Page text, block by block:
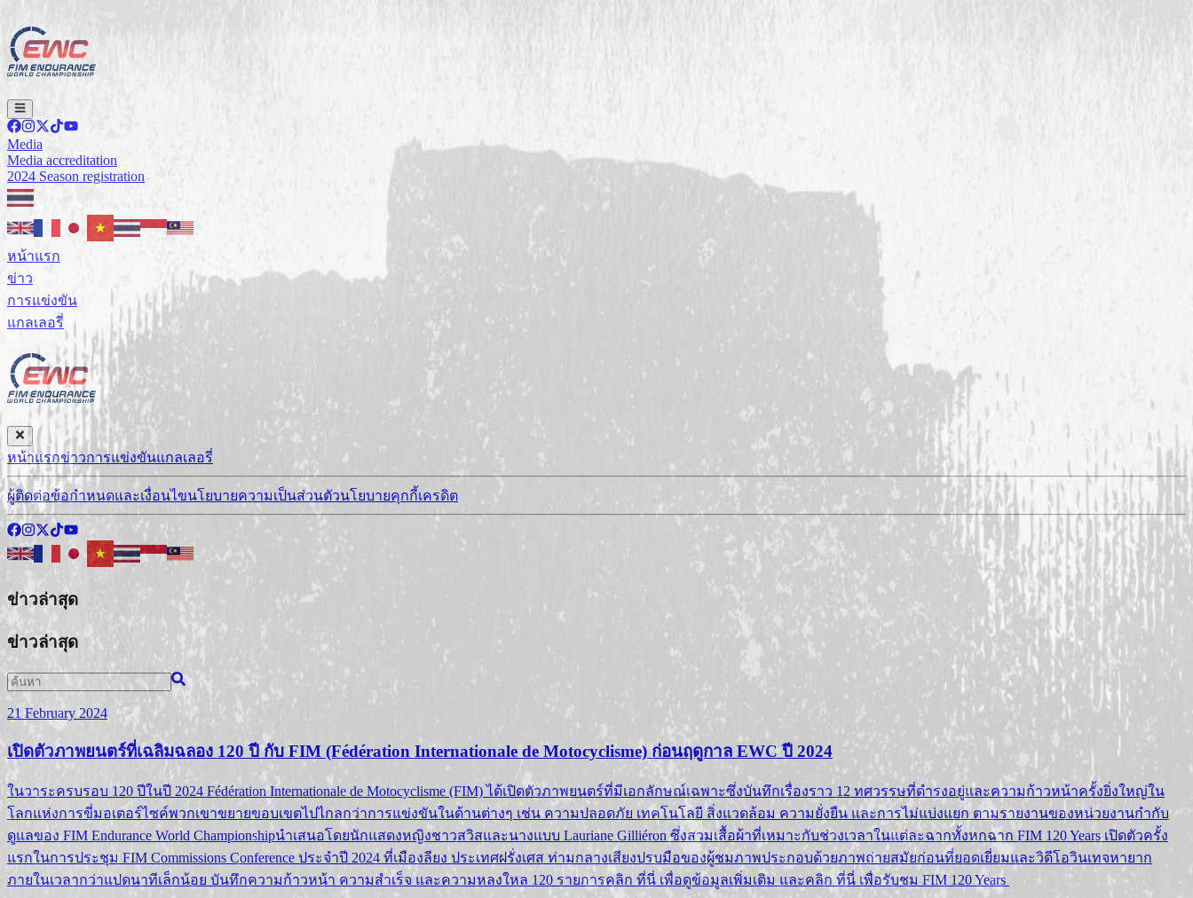
Media
Media accreditation
2024 Season registration
หน้าแรก
ข่าว
การแข่งขัน
แกลเลอรี่
หน้าแรกข่าวการแข่งขันแกลเลอรี่
ผู้ติดต่อข้อกำหนดและเงื่อนไขนโยบายความเป็นส่วนตัวนโยบายคุกกี้เครดิต
ข่าวล่าสุด
ข่าวล่าสุด
21 February 2024
เปิดตัวภาพยนตร์ที่เฉลิมฉลอง 120 ปี กับ FIM (Fédération Internationale de Motocyclisme) ก่อนฤดูกาล EWC ปี 2024
ในวาระครบรอบ 120 ปีในปี 2024 Fédération Internationale de Motocyclisme (FIM) ได้เปิดตัวภาพยนตร์ที่มีเอกลักษณ์เฉพาะซึ่งบันทึกเรื่องราว 12 ทศวรรษที่ดำรงอยู่และความก้าวหน้าครั้งยิ่งใหญ่ใน
โลกแห่งการขี่มอเตอร์ไซค์พวกเขาขยายขอบเขตไปไกลกว่าการแข่งขันในด้านต่างๆ เช่น ความปลอดภัย เทคโนโลยี สิ่งแวดล้อม ความยั่งยืน และการไม่แบ่งแยก ตามรายงานของหน่วยงานกำกับ
ดูแลของ FIM Endurance World Championshipนำเสนอโดยนักแสดงหญิงชาวสวิสและนางแบบ Lauriane Gilliéron ซึ่งสวมเสื้อผ้าที่เหมาะกับช่วงเวลาในแต่ละฉากทั้งหกฉาก FIM 120 Years เปิดตัวครั้ง
แรกในการประชุม FIM Commissions Conference ประจำปี 2024 ที่เมืองลียง ประเทศฝรั่งเศส ท่ามกลางเสียงปรบมือของผู้ชมภาพประกอบด้วยภาพถ่ายสมัยก่อนที่ยอดเยี่ยมและวิดีโอวินเทจหายาก
ภายในเวลากว่าแปดนาทีเล็กน้อย บันทึกความก้าวหน้า ความสำเร็จ และความหลงใหล 120 รายการคลิก ที่นี่ เพื่อดูข้อมูลเพิ่มเติม และคลิก ที่นี่ เพื่อรับชม FIM 120 Years